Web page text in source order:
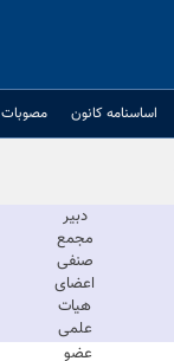
اساسنامه کانون مصوبات
دبیر
مجمع
صنفی
اعضای
هیات
علمی
عضو